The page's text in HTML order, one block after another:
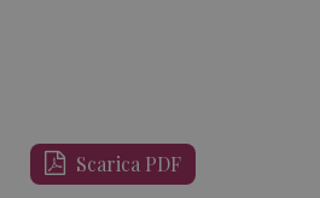
Scarica PDF